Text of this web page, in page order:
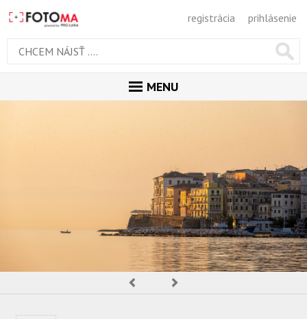
registrácia prihlásenie
MENU
GALÉRIA
PORADŇA
SÚŤAŽE
KALENDÁR AKCIÍ
WORKSHOPY